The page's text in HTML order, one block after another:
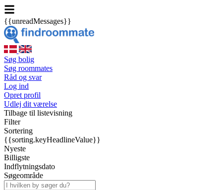
{{unreadMessages}}
Søg bolig
Søg roommates
Råd og svar
Log ind
Opret profil
Udlej dit værelse
Tilbage til listevisning
Filter
Sortering
{{sorting.keyHeadlineValue}}
Nyeste
Billigste
Indflytningsdato
Søgeområde